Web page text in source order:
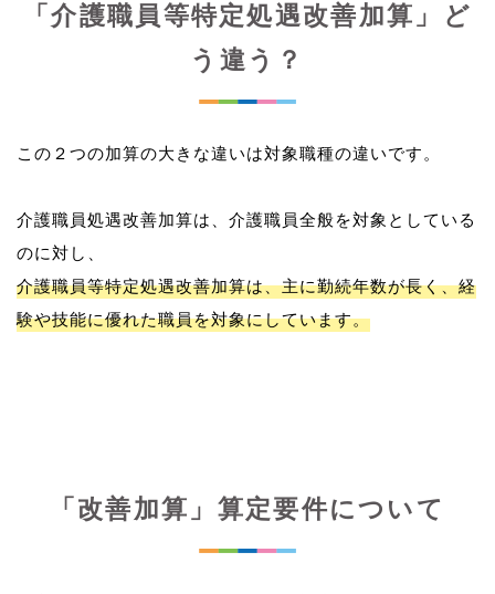
「介護職員等特定処遇改善加算」ど
う違う？
この２つの加算の大きな違いは対象職種の違いです。
介護職員処遇改善加算は、介護職員全般を対象としている
介護職員等特定処遇改善加算は、主に勤続年数が長く、経
験や技能に優れた職員を対象にしています。
「改善加算」算定要件について